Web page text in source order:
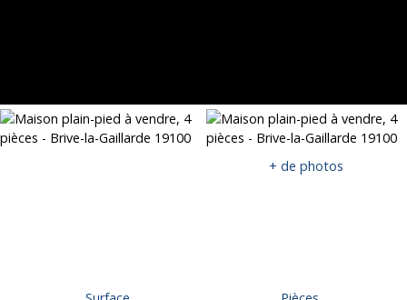
Mes favoris Espace vendeur Estimation
+ de photos